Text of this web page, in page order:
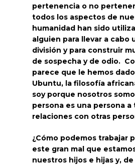
pertenencia o no
todos los aspectos de
humanidad han sido
alguien para llevar a cabo
división y para construir
de sospecha y de odio.
parece que le hemos
Ubuntu, la filosofía
soy porque nosotros
persona es una persona a
relaciones con otras
¿Cómo podemos trabajar
este gran mal que
nuestros hijos e hijas y,